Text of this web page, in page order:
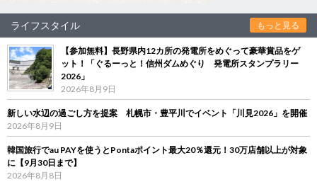
ライフスタイル もっと見る
【参加無料】長野県内12カ所の発電所をめぐって豪華賞品をゲ
ット！「ぐるーっと！信州ダムめぐり 発電所スタンプラリー
2026」
2026年8月9日
新しい水辺の過ごし方を提案 札幌市・豊平川でイベント「川見2026」を開催
2026年8月9日
韓国旅行でau PAYを使うとPontaポイント最大20％還元！30万店舗以上が対象
に【9月30日まで】
2026年8月8日